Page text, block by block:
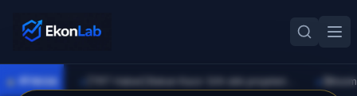
● PİYASA